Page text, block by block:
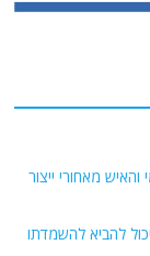
הכימי והאיש מאחורי ייצור
להביא להשמדתו